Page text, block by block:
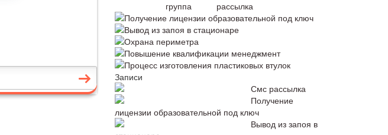
рассылка
Получение лицензии образовательной под ключ
Вывод из запоя в стационаре
Охрана периметра
Повышение квалификации менеджмент
Процесс изготовления пластиковых втулок
Записи
Смс рассылка
Получение
лицензии образовательной под ключ
Вывод из запоя в